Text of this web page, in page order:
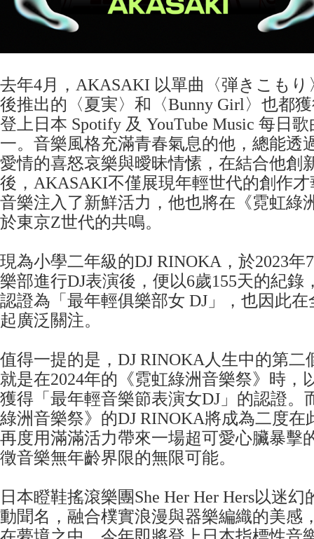
去年4月，AKASAKI 以單曲〈弾きこもり
後推出的〈夏実〉和〈Bunny Girl〉也都
登上日本 Spotify 及 YouTube Music 每日
一。音樂風格充滿青春氣息的他，總能透
愛情的喜怒哀樂與曖昧情愫，在結合他創
後，AKASAKI不僅展現年輕世代的創作
音樂注入了新鮮活力，他也將在《霓虹綠
於東京Z世代的共鳴。
現為小學二年級的DJ RINOKA，於2023年
樂部進行DJ表演後，便以6歲155天的紀錄
認證為「最年輕俱樂部女 DJ」，也因此
起廣泛關注。
值得一提的是，DJ RINOKA人生中的第二
就是在2024年的《霓虹綠洲音樂祭》時，
獲得「最年輕音樂節表演女DJ」的認證。
綠洲音樂祭》的DJ RINOKA將成為二度在
再度用滿滿活力帶來一場超可愛心臟暴擊
徵音樂無年齡界限的無限可能。
日本瞪鞋搖滾樂團She Her Her Hers以迷
動聞名，融合樸實浪漫與器樂編織的美感